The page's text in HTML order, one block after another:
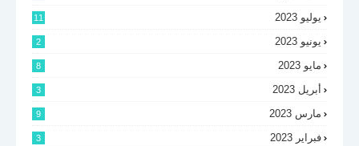
يوليو 2023 11
يونيو 2023 2
مايو 2023 8
أبريل 2023 3
مارس 2023 9
فبراير 2023 3